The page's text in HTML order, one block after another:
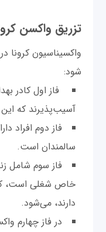
تزریق واکسن
‌شود:
فاز اول کادر
آسیب‌پذیرند که
فاز دوم افراد
سالمندان است.
فاز سوم شامل
خاص شغلی است،
دارند، می‌شود.
در فاز چهارم